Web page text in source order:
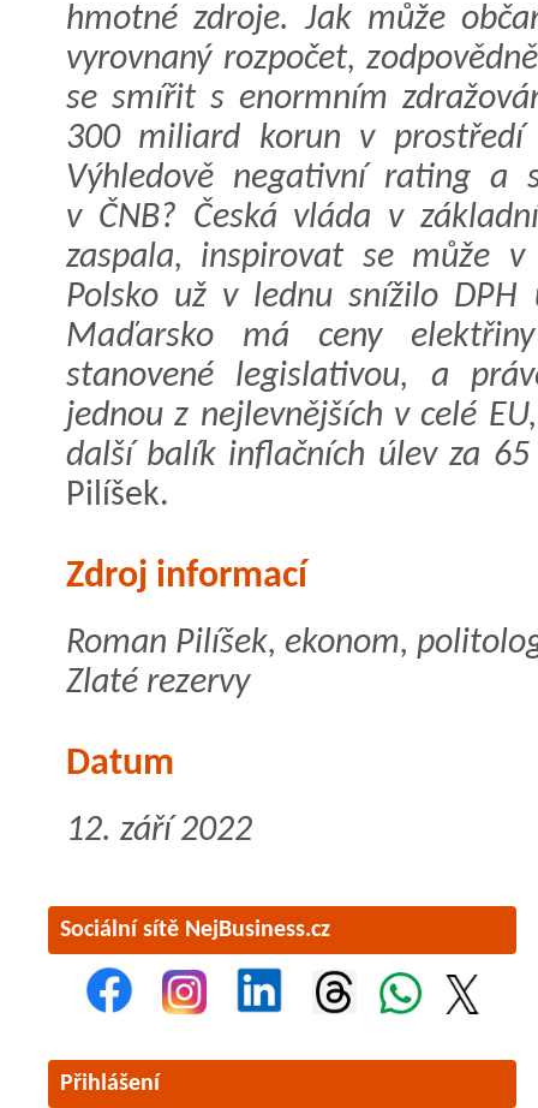
hmotné zdroje. Jak může
vyrovnaný rozpočet,
se smířit s enormním
300 miliard korun v prostředí
Výhledově negativní rating a
v ČNB? Česká vláda v
zaspala, inspirovat se může
Polsko už v lednu snížilo
Maďarsko má ceny
stanovené legislativou, a
jednou z nejlevnějších v celé
další balík inflačních úlev za 65
Pilíšek.
Zdroj informací
Roman Pilíšek, ekonom,
Zlaté rezervy
Datum
12. září 2022
Sociální sítě NejBusiness.cz
Přihlášení